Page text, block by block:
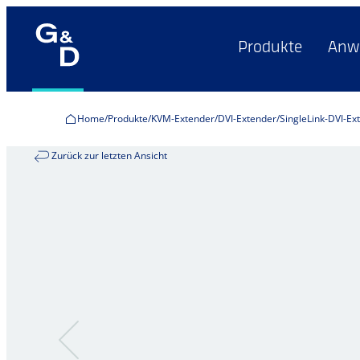
Produkte
Home Produkte KVM-Extender DVI-Extender SingleLink-DVI-
Zurück zur letzten Ansicht